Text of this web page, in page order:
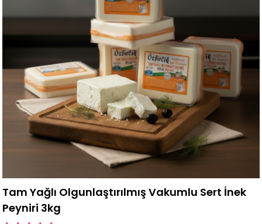
Tam Yağlı Olgunlaştırılmış Vakumlu Sert İnek
Peyniri 3kg